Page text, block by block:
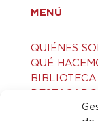
MENÚ
QUIÉNES
QUÉ